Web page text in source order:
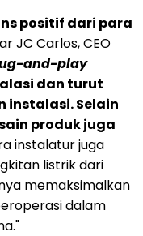
positif dari para
JC Carlos, CEO
and-play
dan turut
instalasi. Selain
produk juga
instalatur juga
listrik dari
memaksimalkan
dalam